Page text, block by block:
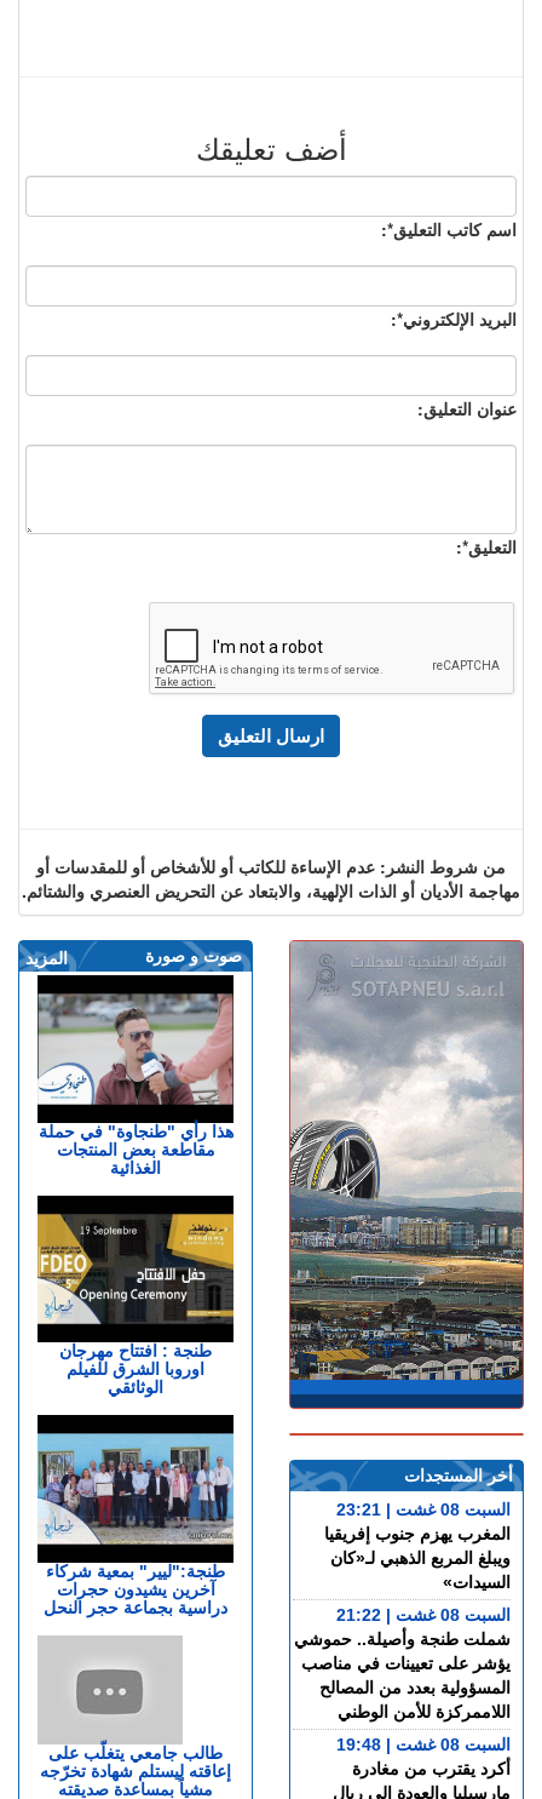
أضف تعليقك
اسم كاتب التعليق*:
البريد الإلكتروني*:
عنوان التعليق:
التعليق*:
من شروط النشر: عدم الإساءة للكاتب أو للأشخاص أو للمقدسات أو
مهاجمة الأديان أو الذات الإلهية، والابتعاد عن التحريض العنصري والشتائم.
المزيد صوت و صورة
هذا رأي "طنجاوة" في حملة
مقاطعة بعض المنتجات
الغذائية
طنجة : افتتاح مهرجان
اوروبا الشرق للفيلم
الوثائقي
طنجة:"ليير" بمعية شركاء
آخرين يشيدون حجرات
دراسية بجماعة حجر النحل
طالب جامعي يتغلّب على
إعاقته ليستلم شهادة تخرّجه
مشياً بمساعدة صديقته
أخر المستجدات
السبت 08 غشت | 23:21
المغرب يهزم جنوب إفريقيا
ويبلغ المربع الذهبي لـ«كان
السيدات»
السبت 08 غشت | 21:22
شملت طنجة وأصيلة.. حموشي
يؤشر على تعيينات في مناصب
المسؤولية بعدد من المصالح
اللاممركزة للأمن الوطني
السبت 08 غشت | 19:48
أكرد يقترب من مغادرة
مارسيليا والعودة إلى ريال